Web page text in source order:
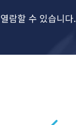
람할 수 있습니다.